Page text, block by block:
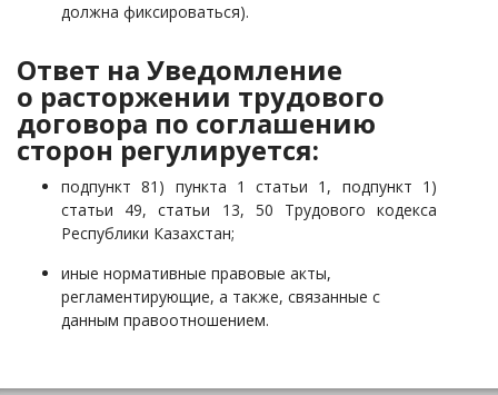
должна фиксироваться).
Ответ на Уведомление
о расторжении трудового
договора по соглашению
сторон регулируется:
подпункт 81) пункта 1 статьи 1, подпункт 1)
статьи 49, статьи 13, 50 Трудового кодекса
Республики Казахстан;
иные нормативные правовые акты,
регламентирующие, а также, связанные с
данным правоотношением.